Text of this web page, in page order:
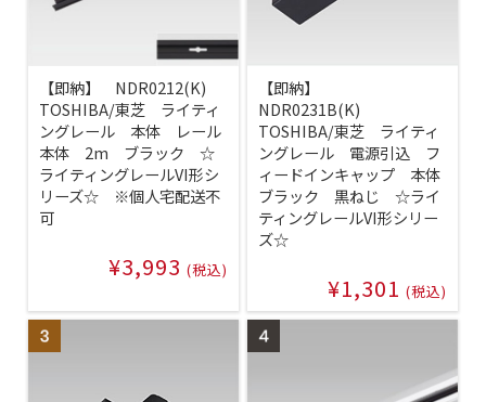
【即納】 NDR0212(K)
TOSHIBA/東芝 ライティ
ングレール 本体 レール
本体 2m ブラック ☆
ライティングレールVI形シ
リーズ☆ ※個人宅配送不
可
¥3,993 (税込)
【即納】
NDR0231B(K)
TOSHIBA/東芝 ライティ
ングレール 電源引込 フ
ィードインキャップ 本体
ブラック 黒ねじ ☆ライ
ティングレールVI形シリー
ズ☆
¥1,301 (税込)